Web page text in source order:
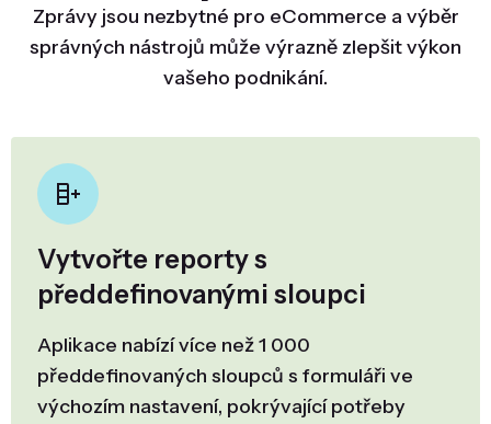
Zprávy jsou nezbytné pro eCommerce a výběr
správných nástrojů může výrazně zlepšit výkon
vašeho podnikání.
Vytvořte reporty s
předdefinovanými sloupci
Aplikace nabízí více než 1 000
předdefinovaných sloupců s formuláři ve
výchozím nastavení, pokrývající potřeby